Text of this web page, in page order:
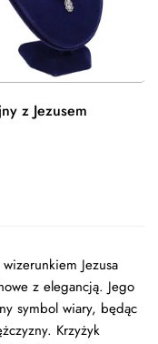
z Jezusem
Jezusa
z elegancją. Jego
symbol wiary, będąc
Krzyżyk